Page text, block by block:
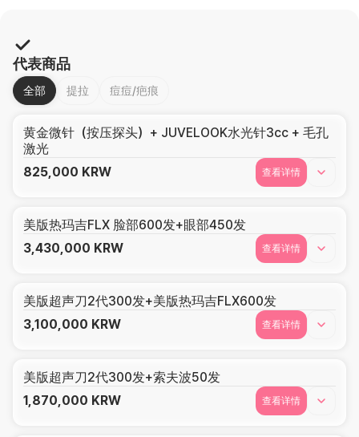
代表商品
全部 提拉 痘痘/疤痕
黄金微针（按压探头）+ JUVELOOK水光针3cc + 毛孔
激光
825,000 KRW 查看详情
美版热玛吉FLX 脸部600发+眼部450发
3,430,000 KRW 查看详情
美版超声刀2代300发+美版热玛吉FLX600发
3,100,000 KRW 查看详情
美版超声刀2代300发+索夫波50发
1,870,000 KRW 查看详情